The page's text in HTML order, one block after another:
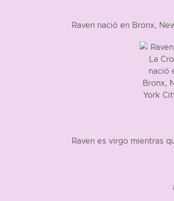
Raven nació en Bronx,
Raven es virgo mientras